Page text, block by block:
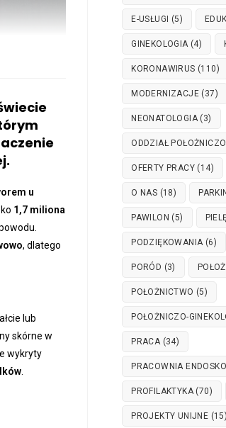
u
1,7 miliona
, dlatego
lub
skórne w
wykryty
E-USŁUGI (5)
GINEKOLOGIA(4)
KORONAWIRUS (110)
MODERNIZACJE(37)
NEONATOLOGIA(3)
ODDZIAŁ
OFERTY PRACY(14)
O NAS (18)
PAWILON (5)
PODZIĘKOWANIA(6)
PORÓD (3)
POŁOŻNICTWO (5)
POŁOŻNICZO-
PRACA(34)
PRACOWNIA
PROFILAKTYKA(70)
PROJEKTY UNIJNE (15)